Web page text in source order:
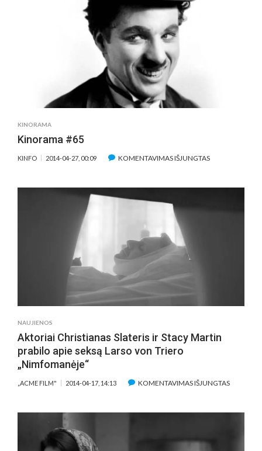
KINORAMA
Kinorama #65
KINFO 2014-04-27, 00:09 KOMENTAVIMAS IŠJUNGTASĮRAŠE
NAUJIENOS
Aktoriai Christianas Slateris ir Stacy Martin
prabilo apie seksą Larso von Triero
„Nimfomanėje“
„ACME FILM" 2014-04-17, 14:13 KOMENTAVIMAS IŠJUNGTASĮRAŠE